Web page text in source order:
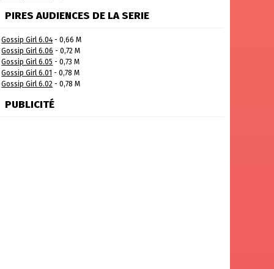
PIRES AUDIENCES DE LA SERIE
Gossip Girl 6.04 - 0,66 M
Gossip Girl 6.06 - 0,72 M
Gossip Girl 6.05 - 0,73 M
Gossip Girl 6.01 - 0,78 M
Gossip Girl 6.02 - 0,78 M
PUBLICITÉ